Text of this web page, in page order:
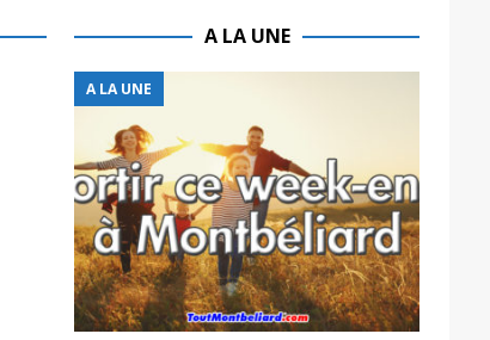
A LA UNE
A LA UNE